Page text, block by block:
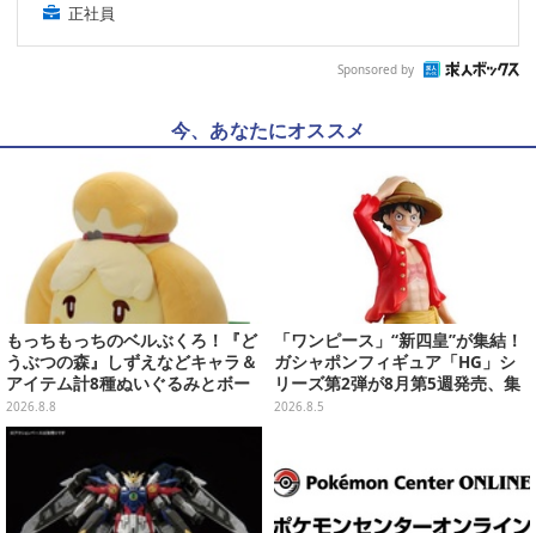
正社員
Sponsored by
今、あなたにオススメ
もっちもっちのベルぶくろ！『ど
うぶつの森』しずえなどキャラ＆
アイテム計8種ぬいぐるみとボー
ルチェーン付きマスコットが発売
2026.8.8
「ワンピース」“新四皇”が集結！
ガシャポンフィギュア「HG」シ
リーズ第2弾が8月第5週発売、集
めて並べたくなるクオリティ
2026.8.5